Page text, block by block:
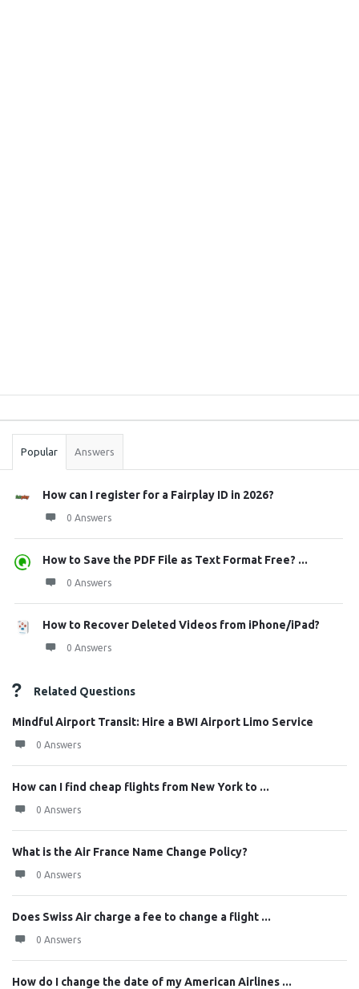
Stats
Popular Answers
How can I register for a Fairplay ID in 2026?
0 Answers
How to Save the PDF File as Text Format Free? ...
0 Answers
How to Recover Deleted Videos from iPhone/iPad?
0 Answers
Related Questions
Mindful Airport Transit: Hire a BWI Airport Limo Service
0 Answers
How can I find cheap flights from New York to ...
0 Answers
What is the Air France Name Change Policy?
0 Answers
Does Swiss Air charge a fee to change a flight ...
0 Answers
How do I change the date of my American Airlines ...